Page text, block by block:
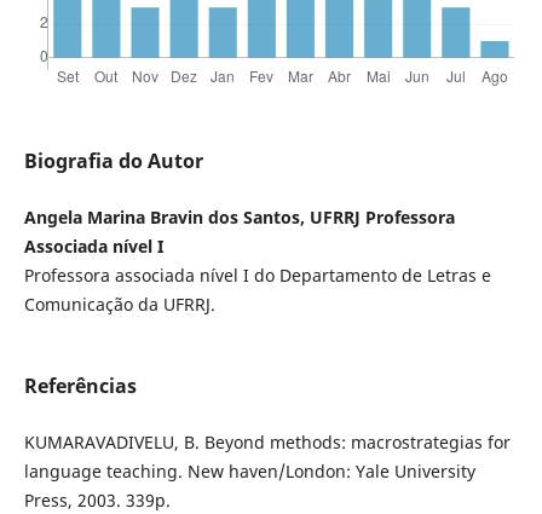
Biografia do Autor
Angela Marina Bravin dos Santos, UFRRJ Professora
Associada nível I
Professora associada nível I do Departamento de Letras e
Comunicação da UFRRJ.
Referências
KUMARAVADIVELU, B. Beyond methods: macrostrategias for
language teaching. New haven/London: Yale University
Press, 2003. 339p.